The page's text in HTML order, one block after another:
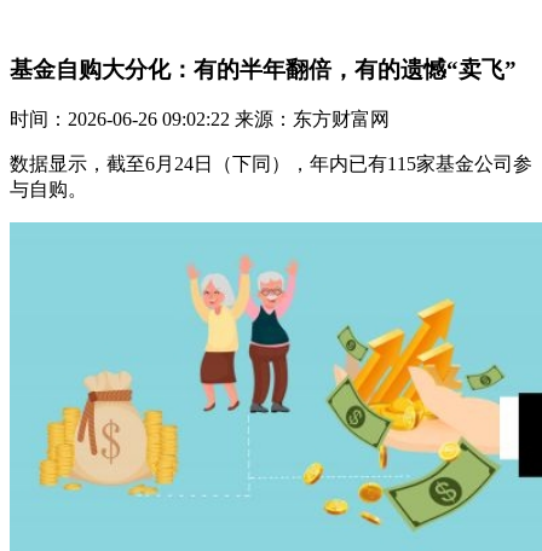
基金自购大分化：有的半年翻倍，有的遗憾“卖飞”
时间：2026-06-26 09:02:22 来源：东方财富网
数据显示，截至6月24日（下同），年内已有115家基金公司参
与自购。